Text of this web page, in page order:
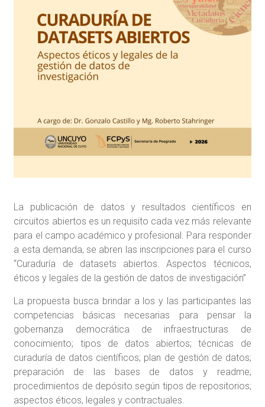
La publicación de datos y resultados científicos en
circuitos abiertos es un requisito cada vez más relevante
para el campo académico y profesional. Para responder
a esta demanda, se abren las inscripciones para el curso
“Curaduría de datasets abiertos. Aspectos técnicos,
éticos y legales de la gestión de datos de investigación”
La propuesta busca brindar a los y las participantes las
competencias básicas necesarias para pensar la
gobernanza democrática de infraestructuras de
conocimiento; tipos de datos abiertos; técnicas de
curaduría de datos científicos; plan de gestión de datos;
preparación de las bases de datos y readme;
procedimientos de depósito según tipos de repositorios;
aspectos éticos, legales y contractuales.